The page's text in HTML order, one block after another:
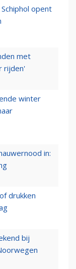
opent
met
rijden'
winter
in:
drukken
bij